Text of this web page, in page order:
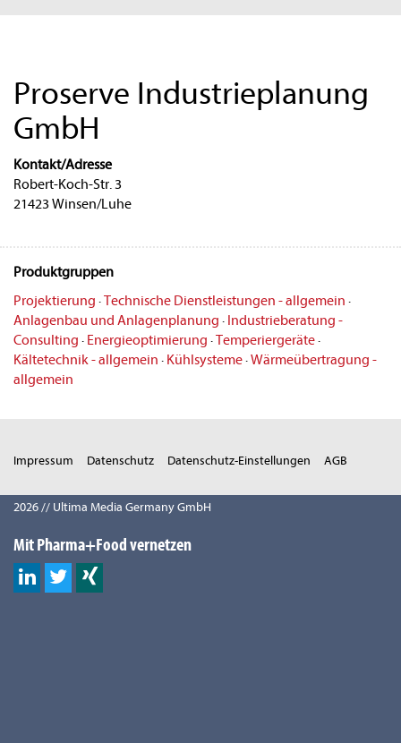
Proserve Industrieplanung
GmbH
Kontakt/Adresse
Robert-Koch-Str. 3
21423 Winsen/Luhe
Produktgruppen
Projektierung ·Technische Dienstleistungen - allgemein ·
Anlagenbau und Anlagenplanung · Industrieberatung -
Consulting · Energieoptimierung ·Temperiergeräte·
Kältetechnik - allgemein · Kühlsysteme·Wärmeübertragung -
allgemein
Impressum Datenschutz Datenschutz-Einstellungen AGB
2026 // Ultima Media Germany GmbH
Mit Pharma+Food vernetzen